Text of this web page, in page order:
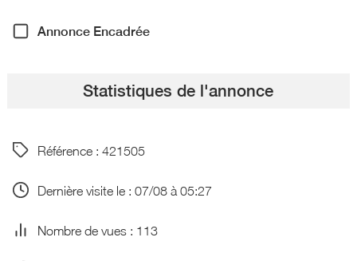
Annonce Encadrée
Statistiques de l'annonce
Référence : 421505
Dernière visite le : 07/08 à 05:27
Nombre de vues : 113